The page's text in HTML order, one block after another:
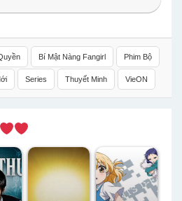
Bí Mật Nàng Fangirl Phim Bộ
Series Thuyết Minh VieON